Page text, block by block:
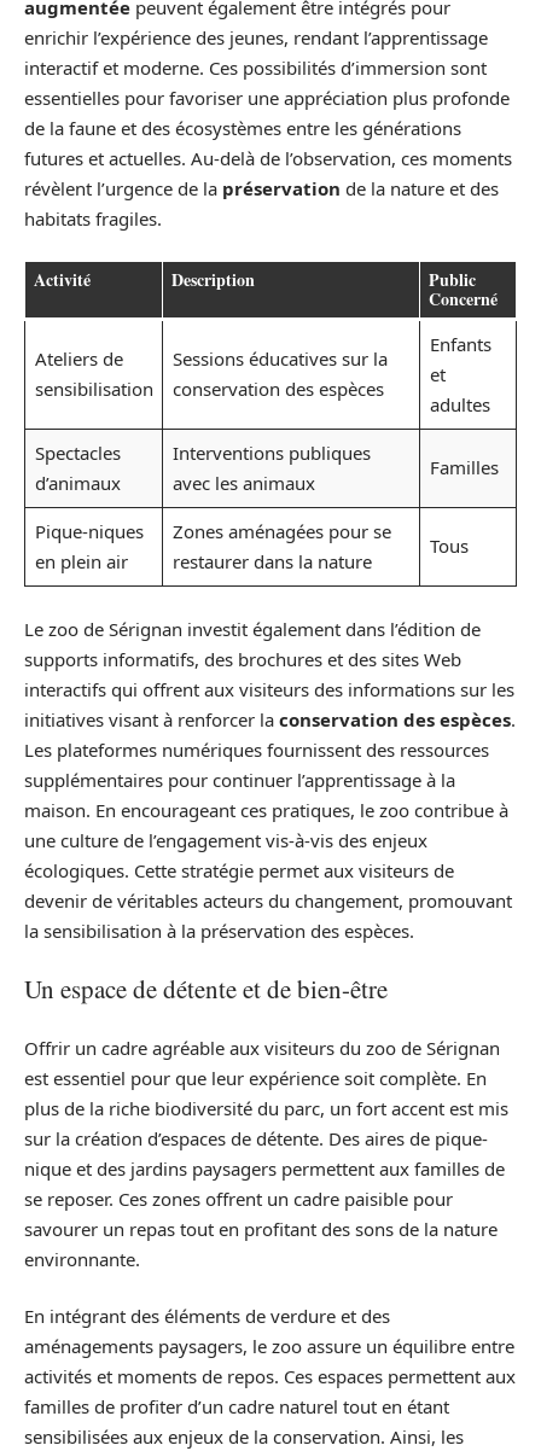
augmentée peuvent également être intégrés pour
enrichir l’expérience des jeunes, rendant l’apprentissage
interactif et moderne. Ces possibilités d’immersion sont
essentielles pour favoriser une appréciation plus profonde
de la faune et des écosystèmes entre les générations
futures et actuelles. Au-delà de l’observation, ces moments
révèlent l’urgence de la préservation de la nature et des
habitats fragiles.
Activité Description Public
Concerné
Ateliers de
sensibilisation
Sessions éducatives sur la
conservation des espèces
Enfants
et
adultes
Spectacles
d’animaux
Interventions publiques
avec les animaux
Familles
Pique-niques
en plein air
Zones aménagées pour se
restaurer dans la nature
Tous
Le zoo de Sérignan investit également dans l’édition de
supports informatifs, des brochures et des sites Web
interactifs qui offrent aux visiteurs des informations sur les
initiatives visant à renforcer la conservation des espèces.
Les plateformes numériques fournissent des ressources
supplémentaires pour continuer l’apprentissage à la
maison. En encourageant ces pratiques, le zoo contribue à
une culture de l’engagement vis-à-vis des enjeux
écologiques. Cette stratégie permet aux visiteurs de
devenir de véritables acteurs du changement, promouvant
la sensibilisation à la préservation des espèces.
Un espace de détente et de bien-être
Offrir un cadre agréable aux visiteurs du zoo de Sérignan
est essentiel pour que leur expérience soit complète. En
plus de la riche biodiversité du parc, un fort accent est mis
sur la création d’espaces de détente. Des aires de pique-
nique et des jardins paysagers permettent aux familles de
se reposer. Ces zones offrent un cadre paisible pour
savourer un repas tout en profitant des sons de la nature
environnante.
En intégrant des éléments de verdure et des
aménagements paysagers, le zoo assure un équilibre entre
activités et moments de repos. Ces espaces permettent aux
familles de profiter d’un cadre naturel tout en étant
sensibilisées aux enjeux de la conservation. Ainsi, les